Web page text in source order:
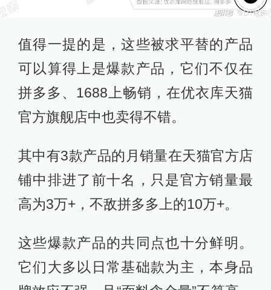
值得一提的是，这些被求平替的产品
可以算得上是爆款产品，它们不仅在
拼多多、1688上畅销，在优衣库天猫
官方旗舰店中也卖得不错。
其中有3款产品的月销量在天猫官方店
铺中排进了前十名，只是官方销量最
高为3万+，不敌拼多多上的10万+。
这些爆款产品的共同点也十分鲜明。
它们大多以日常基础款为主，本身品